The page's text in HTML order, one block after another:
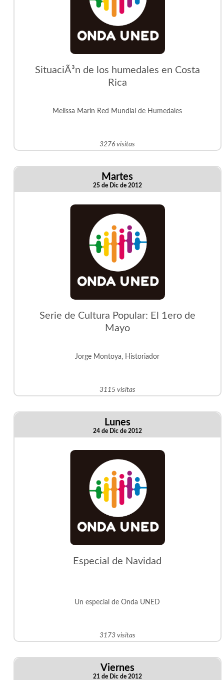
SituaciÃ³n de los humedales en Costa
Rica
Melissa Marin Red Mundial de Humedales
3276 visitas
Martes
25 de Dic de 2012
Serie de Cultura Popular: El 1ero de
Mayo
Jorge Montoya, Historiador
3115 visitas
Lunes
24 de Dic de 2012
Especial de Navidad
Un especial de Onda UNED
3173 visitas
Viernes
21 de Dic de 2012